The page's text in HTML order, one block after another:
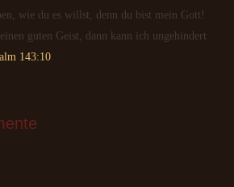
guten Geist, dann kann ich ungehindert
143:10